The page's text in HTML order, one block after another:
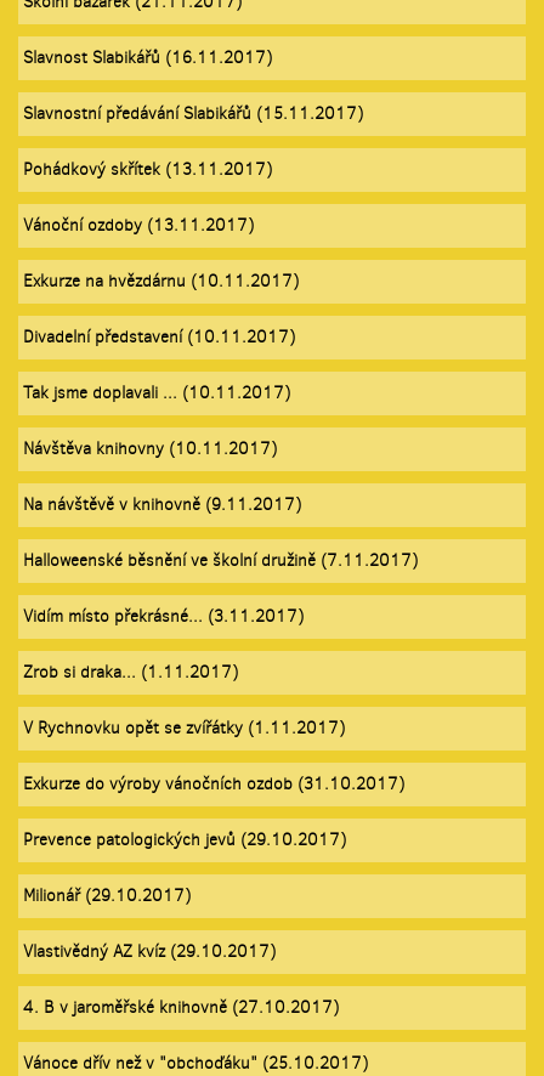
Slavnost Slabikářů (16.11.2017)
Slavnostní předávání Slabikářů (15.11.2017)
Pohádkový skřítek (13.11.2017)
Vánoční ozdoby (13.11.2017)
Exkurze na hvězdárnu (10.11.2017)
Divadelní představení (10.11.2017)
Tak jsme doplavali ... (10.11.2017)
Návštěva knihovny (10.11.2017)
Na návštěvě v knihovně (9.11.2017)
Halloweenské běsnění ve školní družině (7.11.2017)
Vidím místo překrásné... (3.11.2017)
Zrob si draka... (1.11.2017)
V Rychnovku opět se zvířátky (1.11.2017)
Exkurze do výroby vánočních ozdob (31.10.2017)
Prevence patologických jevů (29.10.2017)
Milionář (29.10.2017)
Vlastivědný AZ kvíz (29.10.2017)
4. B v jaroměřské knihovně (27.10.2017)
Vánoce dřív než v "obchoďáku" (25.10.2017)